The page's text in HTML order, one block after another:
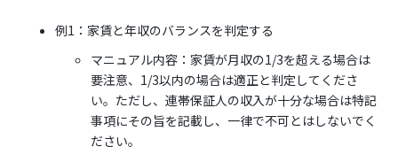
例1：家賃と年収のバランスを判定する
マニュアル内容：家賃が月収の1/3を超える場合は
要注意、1/3以内の場合は適正と判定してくださ
い。ただし、連帯保証人の収入が十分な場合は特記
事項にその旨を記載し、一律で不可とはしないでく
ださい。